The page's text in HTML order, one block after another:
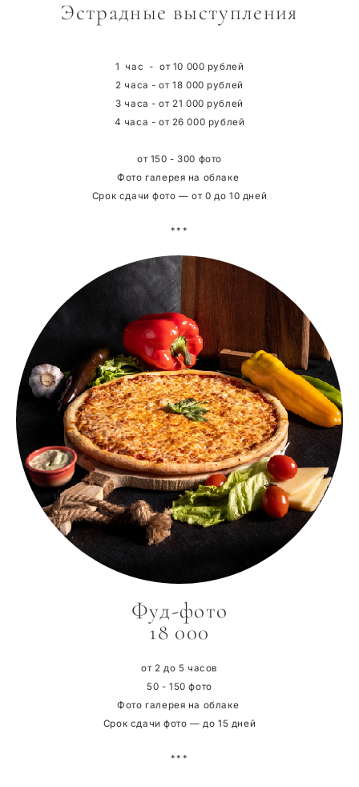
Эстрадные выступления
1 час - от 10 000 рублей
2 часа - от 18 000 рублей
3 часа - от 21 000 рублей
4 часа - от 26 000 рублей
от 150 - 300 фото
Фото галерея на облаке
Срок сдачи фото — от 0 до 10 дней
***
Фуд-фото
18 000
от 2 до 5 часов
50 - 150 фото
Фото галерея на облаке
Срок сдачи фото — до 15 дней
***